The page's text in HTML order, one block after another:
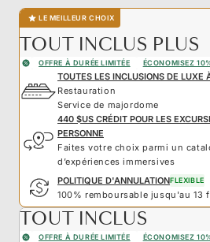
LE MEILLEUR CHOIX
TOUT INCLUS PLUS
OFFRE À DURÉE LIMITÉE ÉCONOMISEZ
TOUTES LES INCLUSIONS DE LUXE
Restauration
Service de majordome
440 $US CRÉDIT POUR LES
PERSONNE
Faites votre choix parmi un
d’expériences immersives
POLITIQUE D'ANNULATIONFLEXIBLE
100% remboursable jusqu'au 13
TOUT INCLUS
OFFRE À DURÉE LIMITÉE ÉCONOMISEZ